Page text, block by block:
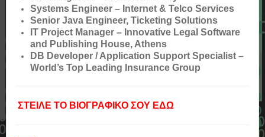
Systems Engineer – Internet & Telco Services
Senior Java Engineer, Ticketing Solutions
IT Project Manager – Innovative Legal Software
and Publishing House, Athens
DB Developer / Application Support Specialist –
World’s Top Leading Insurance Group
ΣΤΕΙΛΕ ΤΟ ΒΙΟΓΡΑΦΙΚΟ ΣΟΥ ΕΔΩ